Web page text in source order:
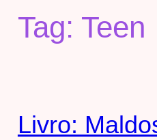
Tag: Teen
Livro: